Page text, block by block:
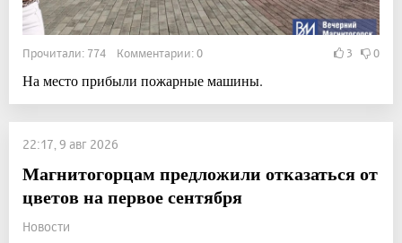
Прочитали: 774 Комментарии: 0 3 0
На место прибыли пожарные машины.
22:17, 9 авг 2026
Магнитогорцам предложили отказаться от
цветов на первое сентября
Новости